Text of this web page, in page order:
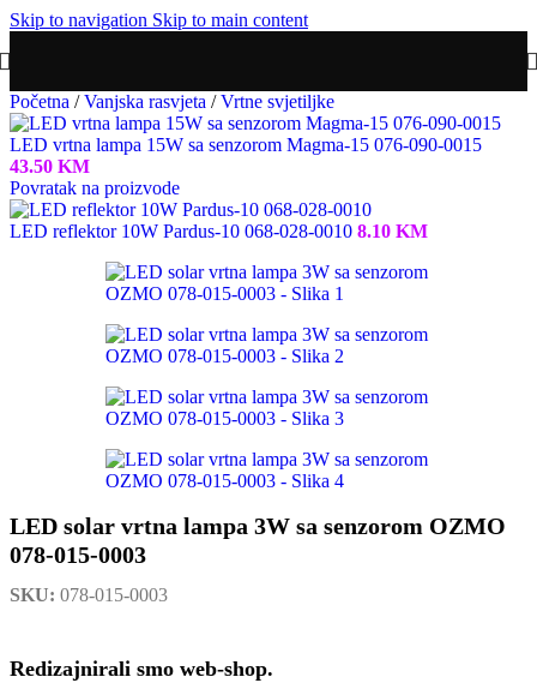
Skip to navigation Skip to main content
Početna / Vanjska rasvjeta / Vrtne svjetiljke
LED vrtna lampa 15W sa senzorom Magma-15 076-090-0015
43.50 KM
Povratak na proizvode
LED reflektor 10W Pardus-10 068-028-0010 8.10 KM
LED solar vrtna lampa 3W sa senzorom OZMO
078-015-0003
SKU: 078-015-0003
Redizajnirali smo web-shop.